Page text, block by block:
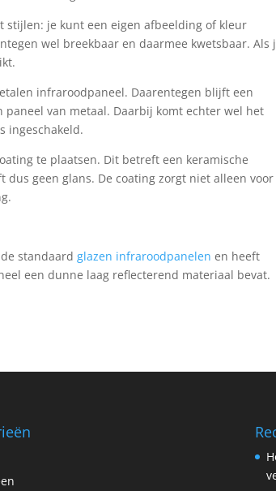
stijlen: je kunt een eigen afbeelding of kleur
wel breekbaar en daarmee kwetsbaar. Als
infraroodpaneel. Daarentegen blijft een
van metaal. Daarbij komt echter wel het
ingeschakeld.
te plaatsen. Dit betreft een keramische
geen glans. De coating zorgt niet alleen voor
de standaardglazen infraroodpanelen en heeft
een dunne laag reflecterend materiaal bevat.